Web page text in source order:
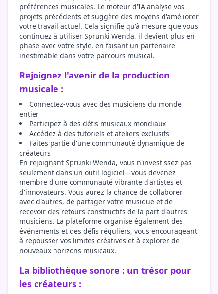
préférences musicales. Le moteur d'IA analyse vos
projets précédents et suggère des moyens d'améliorer
votre travail actuel. Cela signifie qu'à mesure que vous
continuez à utiliser Sprunki Wenda, il devient plus en
phase avec votre style, en faisant un partenaire
inestimable dans votre parcours musical.
Rejoignez l'avenir de la production
musicale :
Connectez-vous avec des musiciens du monde
entier
Participez à des défis musicaux mondiaux
Accédez à des tutoriels et ateliers exclusifs
Faites partie d'une communauté dynamique de
créateurs
En rejoignant Sprunki Wenda, vous n'investissez pas
seulement dans un outil logiciel—vous devenez
membre d'une communauté vibrante d'artistes et
d'innovateurs. Vous aurez la chance de collaborer
avec d'autres, de partager votre musique et de
recevoir des retours constructifs de la part d'autres
musiciens. La plateforme organise également des
événements et des défis réguliers, vous encourageant
à repousser vos limites créatives et à explorer de
nouveaux horizons musicaux.
La bibliothèque sonore : un trésor pour
les créateurs :